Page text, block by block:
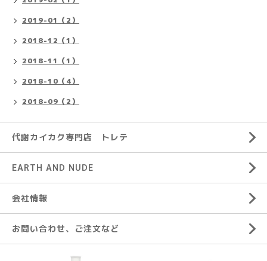
2019-01（2）
2018-12（1）
2018-11（1）
2018-10（4）
2018-09（2）
代謝カイカク専門店 トレテ
EARTH AND NUDE
会社情報
お問い合わせ、ご注文など